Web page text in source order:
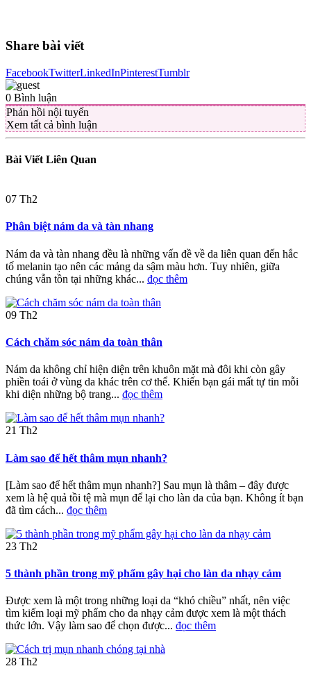
Share bài viết
FacebookTwitterLinkedInPinterestTumblr
0 Bình luận
Phản hồi nội tuyến
Xem tất cả bình luận
Bài Viết Liên Quan
07 Th2
Phân biệt nám da và tàn nhang
Nám da và tàn nhang đều là những vấn đề về da liên quan đến hắc
tố melanin tạo nên các mảng da sậm màu hơn. Tuy nhiên, giữa
chúng vẫn tồn tại những khác... đọc thêm
09 Th2
Cách chăm sóc nám da toàn thân
Nám da không chỉ hiện diện trên khuôn mặt mà đôi khi còn gây
phiền toái ở vùng da khác trên cơ thể. Khiến bạn gái mất tự tin mỗi
khi diện những bộ trang... đọc thêm
21 Th2
Làm sao để hết thâm mụn nhanh?
[Làm sao để hết thâm mụn nhanh?] Sau mụn là thâm – đây được
xem là hệ quả tồi tệ mà mụn để lại cho làn da của bạn. Không ít bạn
đã tìm cách... đọc thêm
23 Th2
5 thành phần trong mỹ phẩm gây hại cho làn da nhạy cảm
Được xem là một trong những loại da “khó chiều” nhất, nên việc
tìm kiếm loại mỹ phẩm cho da nhạy cảm được xem là một thách
thức lớn. Vậy làm sao để chọn được... đọc thêm
28 Th2